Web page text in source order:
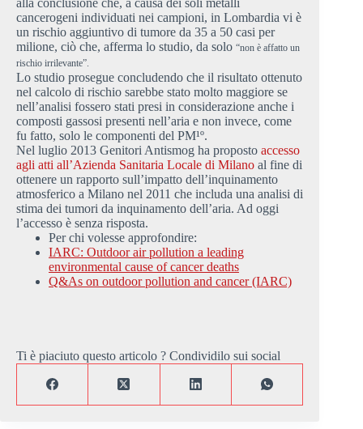
cancerogeni individuati nei campioni, in Lombardia vi è
un rischio aggiuntivo di tumore da 35 a 50 casi per
milione, ciò che, afferma lo studio, da solo “non è affatto un
rischio irrilevante”.
Lo studio prosegue concludendo che il risultato ottenuto
nel calcolo di rischio sarebbe stato molto maggiore se
nell’analisi fossero stati presi in considerazione anche i
composti gassosi presenti nell’aria e non invece, come
fu fatto, solo le componenti del PM¹º.
Nel luglio 2013 Genitori Antismog ha proposto accesso
agli atti all’Azienda Sanitaria Locale di Milano al fine di
ottenere un rapporto sull’impatto dell’inquinamento
atmosferico a Milano nel 2011 che includa una analisi di
stima dei tumori da inquinamento dell’aria. Ad oggi
l’accesso è senza risposta.
Per chi volesse approfondire:
IARC: Outdoor air pollution a leading
environmental cause of cancer deaths
Q&As on outdoor pollution and cancer (IARC)
Ti è piaciuto questo articolo ? Condividilo sui social